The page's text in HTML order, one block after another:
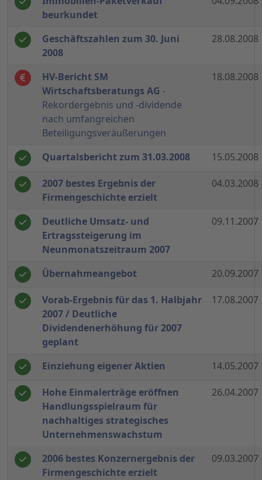
beurkundet
Geschäftszahlen zum 30. Juni
2008
28.08.2008
HV-Bericht SM
Wirtschaftsberatungs AG -
Rekordergebnis und -dividende
nach umfangreichen
Beteiligungsveräußerungen
18.08.2008
Quartalsbericht zum 31.03.2008 15.05.2008
2007 bestes Ergebnis der
Firmengeschichte erzielt
04.03.2008
Deutliche Umsatz- und
Ertragssteigerung im
Neunmonatszeitraum 2007
09.11.2007
Übernahmeangebot 20.09.2007
Vorab-Ergebnis für das 1. Halbjahr
2007 / Deutliche
Dividendenerhöhung für 2007
geplant
17.08.2007
Einziehung eigener Aktien 14.05.2007
Hohe Einmalerträge eröffnen
Handlungsspielraum für
nachhaltiges strategisches
Unternehmenswachstum
26.04.2007
2006 bestes Konzernergebnis der
Firmengeschichte erzielt
09.03.2007